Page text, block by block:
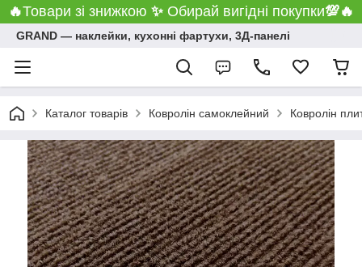
🔥Товари зі знижкою ✨ Обирай вигідні покупки💯🔥
GRAND ― наклейки, кухонні фартухи, 3Д-панелі
Каталог товарів Ковролін самоклейний Ковролін